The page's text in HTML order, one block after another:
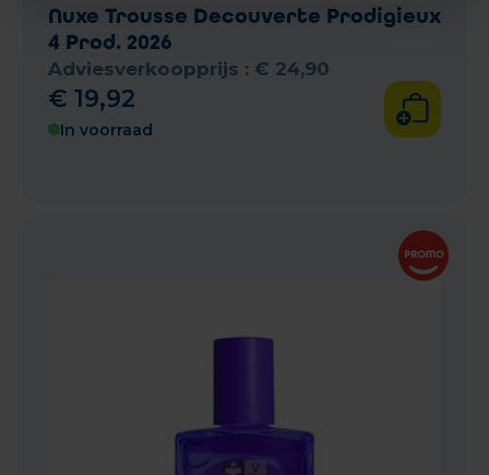
Nuxe Trousse Decouverte Prodigieux
4 Prod. 2026
Adviesverkoopprijs : € 24,90
€ 19,92
In voorraad